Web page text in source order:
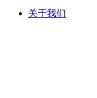
关于我们